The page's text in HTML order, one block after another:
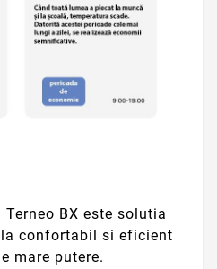
BX este solutia
confortabil si eficient
mare putere.